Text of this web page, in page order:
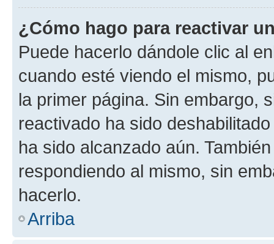
¿Cómo hago para reactivar
Puede hacerlo dándole clic al
cuando esté viendo el mismo,
la primer página. Sin embargo,
reactivado ha sido
ha sido alcanzado aún.
respondiendo al mismo, sin
hacerlo.
Arriba